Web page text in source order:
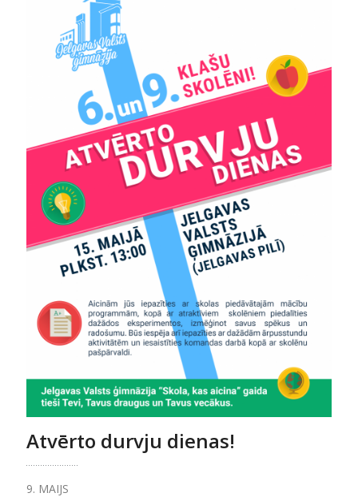
Atvērto durvju dienas!
9. MAIJS